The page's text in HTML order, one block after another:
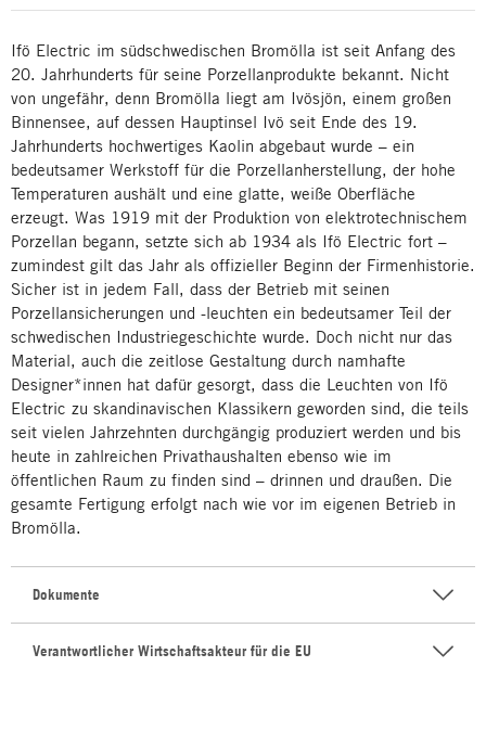
Ifö Electric im südschwedischen Bromölla ist seit Anfang des
20. Jahrhunderts für seine Porzellanprodukte bekannt. Nicht
von ungefähr, denn Bromölla liegt am Ivösjön, einem großen
Binnensee, auf dessen Hauptinsel Ivö seit Ende des 19.
Jahrhunderts hochwertiges Kaolin abgebaut wurde – ein
bedeutsamer Werkstoff für die Porzellanherstellung, der hohe
Temperaturen aushält und eine glatte, weiße Oberfläche
erzeugt. Was 1919 mit der Produktion von elektrotechnischem
Porzellan begann, setzte sich ab 1934 als Ifö Electric fort –
zumindest gilt das Jahr als offizieller Beginn der Firmenhistorie.
Sicher ist in jedem Fall, dass der Betrieb mit seinen
Porzellansicherungen und -leuchten ein bedeutsamer Teil der
schwedischen Industriegeschichte wurde. Doch nicht nur das
Material, auch die zeitlose Gestaltung durch namhafte
Designer*innen hat dafür gesorgt, dass die Leuchten von Ifö
Electric zu skandinavischen Klassikern geworden sind, die teils
seit vielen Jahrzehnten durchgängig produziert werden und bis
heute in zahlreichen Privathaushalten ebenso wie im
öffentlichen Raum zu finden sind – drinnen und draußen. Die
gesamte Fertigung erfolgt nach wie vor im eigenen Betrieb in
Bromölla.
Dokumente
Verantwortlicher Wirtschaftsakteur für die EU